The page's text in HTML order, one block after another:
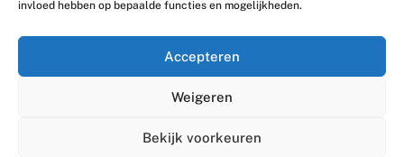
invloed hebben op bepaalde functies en mogelijkheden.
Accepteren
Weigeren
Bekijk voorkeuren
3447 GM Woerden